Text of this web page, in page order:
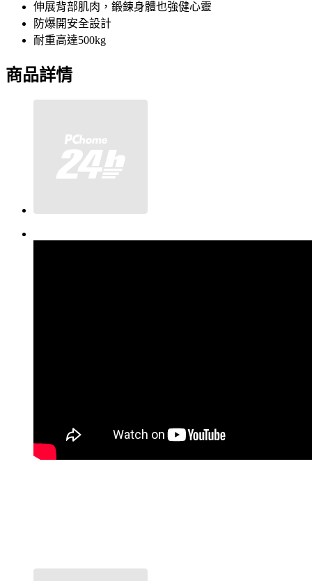
伸展背部肌肉，鍛鍊身體也強健心靈
防爆開安全設計
耐重高達500kg
商品詳情